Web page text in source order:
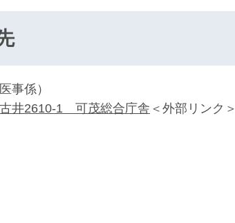
事係）
井2610-1 可茂総合庁舎 ＜外部リンク＞